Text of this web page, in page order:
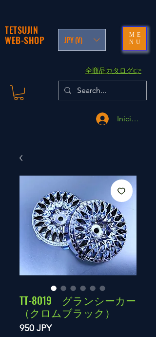
TETSUJIN
WEB-SHOP
JPY (¥)
ME
NU
​全商品カタログ👉
Iniciar
TT-8019 グランシーカー
（クロムブラック）
950 JPYPrecio